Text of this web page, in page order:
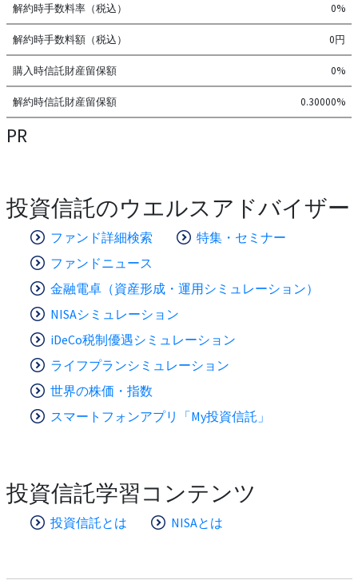
解約時手数料率（税込） 0%
解約時手数料額（税込） 0円
購入時信託財産留保額 0%
解約時信託財産留保額 0.30000%
PR
投資信託のウエルスアドバイザー
ファンド詳細検索
特集・セミナー
ファンドニュース
金融電卓（資産形成・運用シミュレーション）
NISAシミュレーション
iDeCo税制優遇シミュレーション
ライフプランシミュレーション
世界の株価・指数
スマートフォンアプリ「My投資信託」
投資信託学習コンテンツ
投資信託とは NISAとは